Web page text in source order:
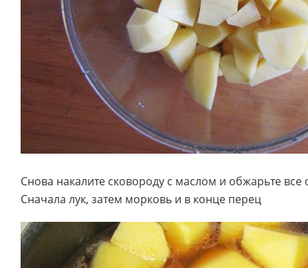
Снова накалите сковороду с маслом и обжарьте
Сначала лук, затем морковь и в конце перец